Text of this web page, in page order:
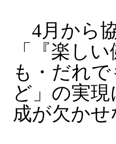
4月から
「『楽し
も・だれ
ど」の実
成が欠かせ